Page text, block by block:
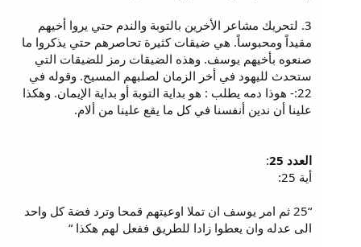
3. لتحريك مشاعر الأخرين بالتوبة والندم حتي يروا أخيهم
مقيداً ومحبوساً. هي ضيقات كثيرة تحاصرهم حتي يذكروا ما
صنعوه بأخيهم يوسف. وهذه الضيقات رمز للضيقات التي
ستحدث لليهود في أخر الزمان لصلبهم المسيح. وقوله في
22:- هوذا دمه يطلب : هو بداية التوبة أو بداية الإيمان. وهكذا
علينا أن ندين أنفسنا في كل ما يقع علينا من ألام.
العدد 25
:
أية 25:
“25 ثم امر يوسف ان تملا اوعيتهم قمحا وترد فضة كل واحد
الى عدله وان يعطوا زادا للطريق ففعل لهم هكذا “